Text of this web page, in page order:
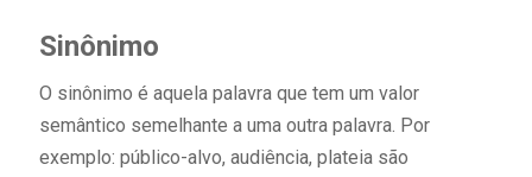
Sinônimo
O sinônimo é aquela palavra que tem um valor
semântico semelhante a uma outra palavra. Por
exemplo: público-alvo, audiência, plateia são